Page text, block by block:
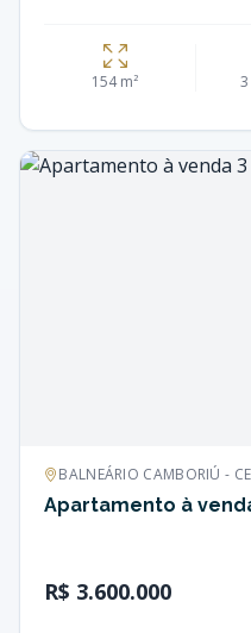
154 m²
BALNEÁRIO CAMBORIÚ -
Apartamento à
R$ 3.600.000